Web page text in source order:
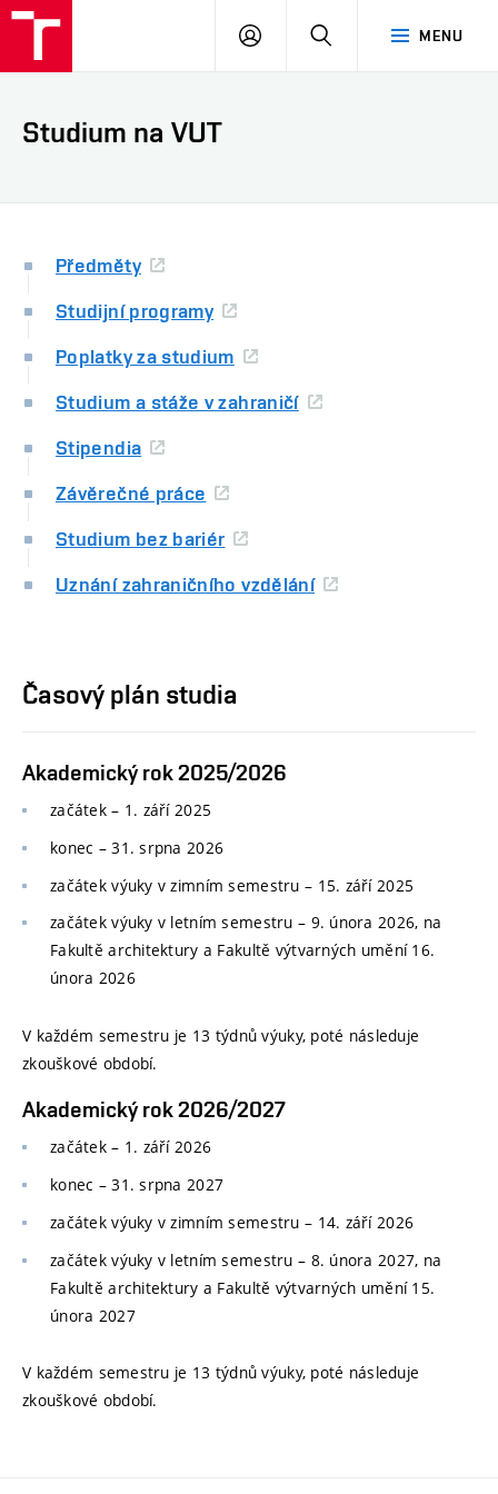
MENU
PŘIHLÁSIT
Studium na VUT
Předměty
Studijní programy
Poplatky za studium
Studium a stáže v zahraničí
Stipendia
Závěrečné práce
Studium bez bariér
Uznání zahraničního vzdělání
Časový plán studia
Akademický rok 2025/2026
začátek – 1. září 2025
konec –31. srpna 2026
začátek výuky v zimním semestru – 15. září 2025
začátek výuky v letním semestru – 9. února 2026, na
Fakultě architektury a Fakultě výtvarných umění 16.
února 2026
V každém semestru je 13 týdnů výuky, poté následuje
zkouškové období.
Akademický rok 2026/2027
začátek – 1. září 2026
konec –31. srpna 2027
začátek výuky v zimním semestru – 14. září 2026
začátek výuky v letním semestru – 8. února 2027, na
Fakultě architektury a Fakultě výtvarných umění 15.
února 2027
V každém semestru je 13 týdnů výuky, poté následuje
zkouškové období.